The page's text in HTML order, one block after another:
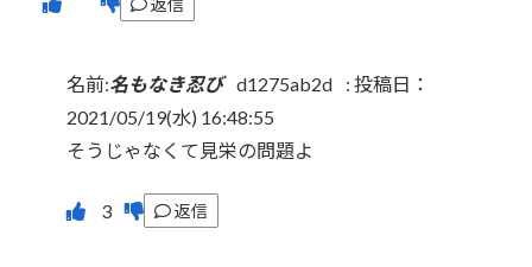
名前:名もなき忍び d1275ab2d : 投稿日：
2021/05/19(水) 16:48:55
そうじゃなくて見栄の問題よ
返信